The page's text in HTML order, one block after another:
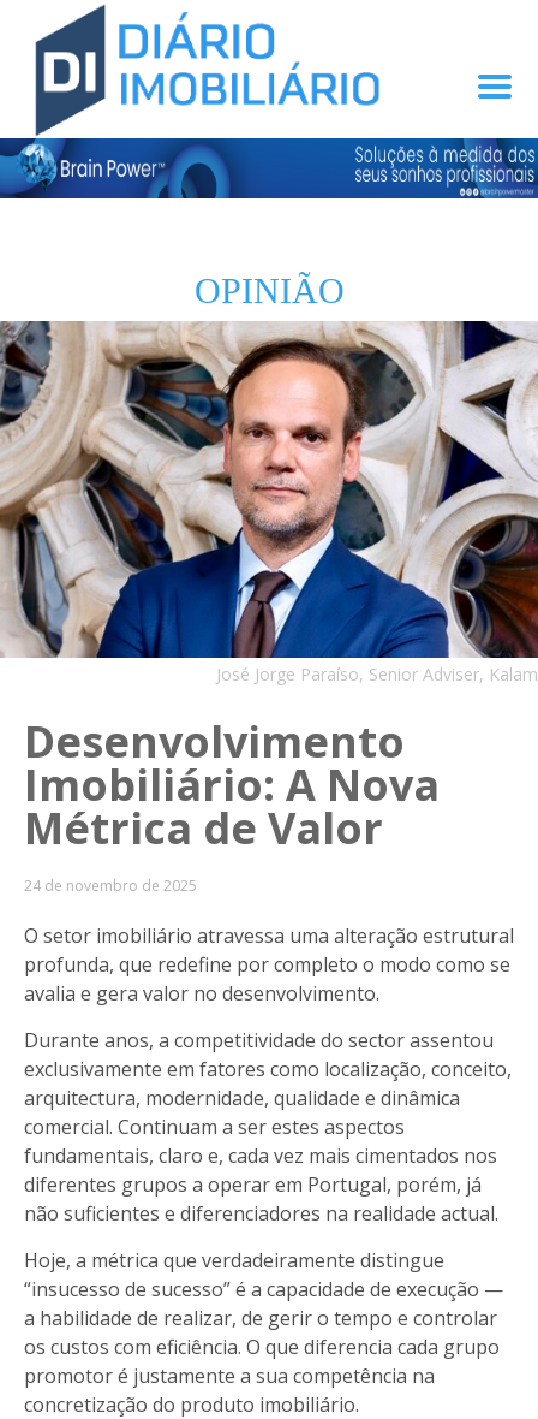
OPINIÃO
José Jorge Paraíso, Senior Adviser, Kalam
Desenvolvimento
Imobiliário: A Nova
Métrica de Valor
24 de novembro de 2025
O setor imobiliário atravessa uma alteração estrutural
profunda, que redefine por completo o modo como se
avalia e gera valor no desenvolvimento.
Durante anos, a competitividade do sector assentou
exclusivamente em fatores como localização, conceito,
arquitectura, modernidade, qualidade e dinâmica
comercial. Continuam a ser estes aspectos
fundamentais, claro e, cada vez mais cimentados nos
diferentes grupos a operar em Portugal, porém, já
não suficientes e diferenciadores na realidade actual.
Hoje, a métrica que verdadeiramente distingue
“insucesso de sucesso” é a capacidade de execução —
a habilidade de realizar, de gerir o tempo e controlar
os custos com eficiência. O que diferencia cada grupo
promotor é justamente a sua competência na
concretização do produto imobiliário.